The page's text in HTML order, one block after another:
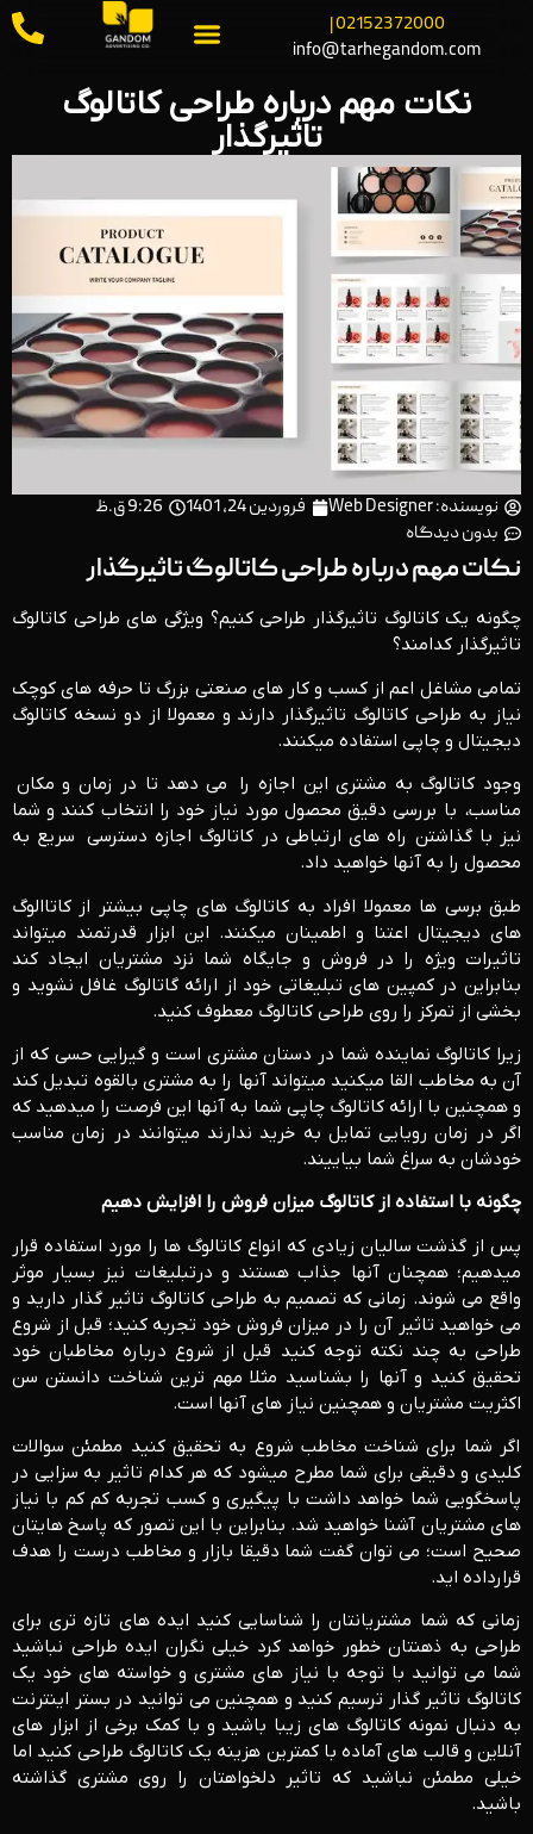
02152372000 |
info@tarhegandom.com
نکات مهم درباره طراحی کاتالوگ
تاثیرگذار
نویسنده: فروردین 24, 1401
9:26 ق.ظ
بدون دیدگاه
نکات مهم درباره طراحی کاتالوگ تاثیرگذار
چگونه یک کاتالوگ تاثیرگذار طراحی کنیم؟ ویژگی های طراحی کاتالوگ
تاثیرگذار کدامند؟
تمامی مشاغل اعم از کسب و کار های صنعتی بزرگ تا حرفه های کوچک
نیاز به طراحی کاتالوگ تاثیرگذار دارند و معمولا از دو نسخه کاتالوگ
دیجیتال و چاپی استفاده می­کنند.
وجود کاتالوگ به مشتری این اجازه را می دهد تا در زمان و مکان
مناسب، با بررسی دقیق محصول مورد نیاز خود را انتخاب کنند و شما
نیز با گذاشتن راه های ارتباطی در کاتالوگ اجازه دسترسی سریع به
محصول را به آنها خواهید داد.
طبق برسی ها معمولا افراد به کاتالوگ های چاپی بیشتر از کاتاالوگ
های دیجیتال اعتنا و اطمینان می­کنند. این ابزار قدرتمند می­تواند
تاثیرات ویژه را در فروش و جایگاه شما نزد مشتریان ایجاد کند
بنابراین در کمپین های تبلیغاتی خود از ارائه گاتالوگ غافل نشوید و
بخشی از تمرکز را روی طراحی کاتالوگ معطوف کنید.
زیرا کاتالوگ نماینده شما در دستان مشتری است و گیرایی حسی که از
آن به مخاطب القا می­کنید می­تواند آنها را به مشتری بالقوه تبدیل کند
و همچنین با ارائه کاتالوگ چاپی شما به آنها این فرصت را می­دهید که
اگر در زمان رویایی تمایل به خرید ندارند می­توانند در زمان مناسب
خودشان به سراغ شما بیاییند.
چگونه با استفاده از کاتالوگ میزان فروش را افزایش دهیم
پس از گذشت سالیان زیادی که انواع کاتالوگ ها را مورد استفاده قرار
می­دهیم؛ همچنان آنها جذاب هستند و درتبلیغات نیز بسیار موثر
واقع می شوند. زمانی که تصمیم به طراحی کاتالوگ تاثیر گذار دارید و
می خواهید تاثیر آن را در میزان فروش خود تجربه کنید؛ قبل از شروع
طراحی به چند نکته توجه کنید قبل از شروع درباره مخاطبان خود
تحقیق کنید و آنها را بشناسید مثلا مهم ترین شناخت دانستن سن
اکثریت مشتریان و همچنین نیاز های آنها است.
اگر شما برای شناخت مخاطب شروع به تحقیق کنید مطمئن سوالات
کلیدی و دقیقی برای شما مطرح می­شود که هر کدام تاثیر به سزایی در
پاسخگویی شما خواهد داشت با پیگیری و کسب تجربه کم کم با نیاز
های مشتریان آشنا خواهید شد. بنابراین با این تصور که پاسخ هایتان
صحیح است؛ می توان گفت شما دقیقا بازار و مخاطب درست را هدف
قرارداده اید.
زمانی که شما مشتریانتان را شناسایی کنید ایده های تازه تری برای
طراحی به ذهنتان خطور خواهد کرد خیلی نگران ایده طراحی نباشید
شما می توانید با توجه با نیاز های مشتری و خواسته های خود یک
کاتالوگ تاثیر گذار ترسیم کنید و همچنین می توانید در بستر اینترنت
به دنبال نمونه کاتالوگ های زیبا باشید و با کمک برخی از ابزار های
آنلاین و قالب های آماده با کمترین هزینه یک کاتالوگ طراحی کنید اما
خیلی مطمئن نباشید که تاثیر دلخواهتان را روی مشتری گذاشته
باشید.